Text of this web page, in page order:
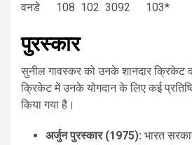
वनडे
108 102 3092 103*
पुरस्कार
सुनील गावस्कर को उनके शानदार क्रिकेट
क्रिकेट में उनके योगदान के लिए कई
किया गया है।
अर्जुन पुरस्कार (1975): भारत